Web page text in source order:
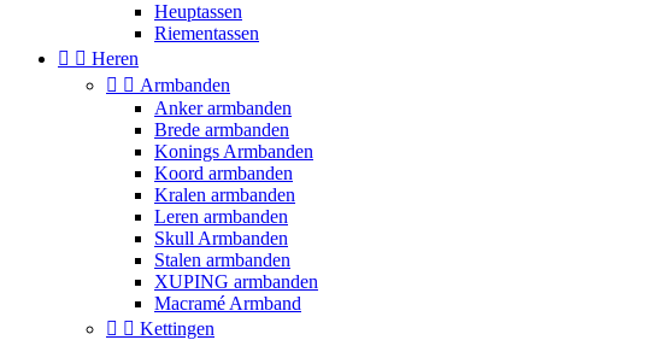
Heuptassen
Riementassen
  Heren
  Armbanden
Anker armbanden
Brede armbanden
Konings Armbanden
Koord armbanden
Kralen armbanden
Leren armbanden
Skull Armbanden
Stalen armbanden
XUPING armbanden
Macramé Armband
  Kettingen